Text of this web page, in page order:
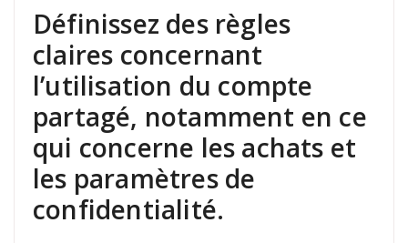
Définissez des règles
claires concernant
l’utilisation du compte
partagé, notamment en ce
qui concerne les achats et
les paramètres de
confidentialité.